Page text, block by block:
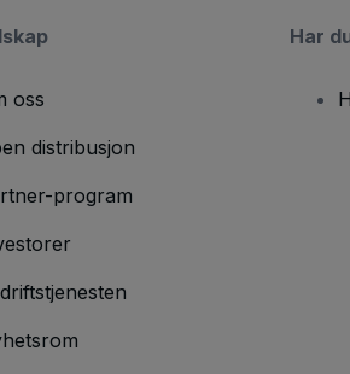
oss
distribusjon
program
Har